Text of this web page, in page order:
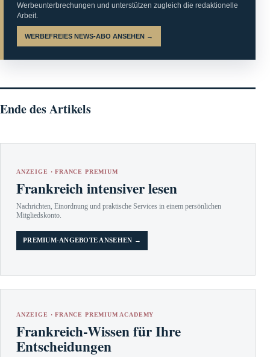
Werbeunterbrechungen und unterstützen zugleich die redaktionelle
Arbeit.
WERBEFREIES NEWS-ABO ANSEHEN →
Ende des Artikels
ANZEIGE · FRANCE PREMIUM
Frankreich intensiver lesen
Nachrichten, Einordnung und praktische Services in einem persönlichen
Mitgliedskonto.
PREMIUM-ANGEBOTE ANSEHEN →
ANZEIGE · FRANCE PREMIUM ACADEMY
Frankreich-Wissen für Ihre
Entscheidungen